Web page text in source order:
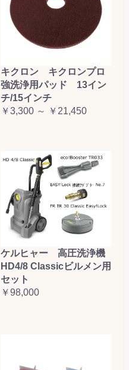
キクロン キクロンプロ
強洗浄用パッド 13イン
チ/15インチ
￥3,300 ～ ￥21,450
ケルヒャー 高圧洗浄機
HD4/8 Classicビルメン用
セット
￥98,000